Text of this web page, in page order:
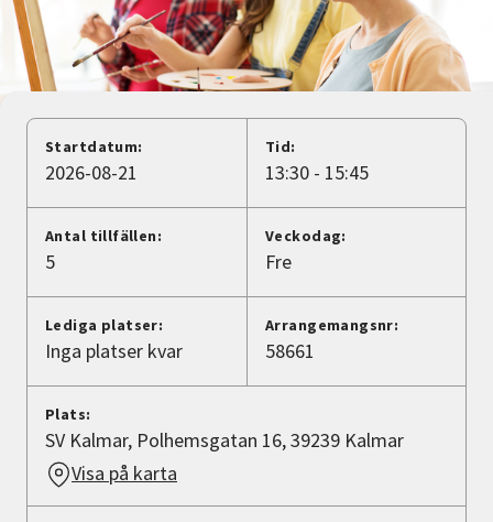
Cirkelledare
Nyheter
Avdelningar
Lyssna
Startdatum:
2026-08-21
Tid:
13:30 - 15:45
Antal tillfällen:
5
Veckodag:
Fre
Lediga platser:
Inga platser kvar
Arrangemangsnr:
58661
Plats:
SV Kalmar, Polhemsgatan 16, 39239 Kalmar
Visa på karta